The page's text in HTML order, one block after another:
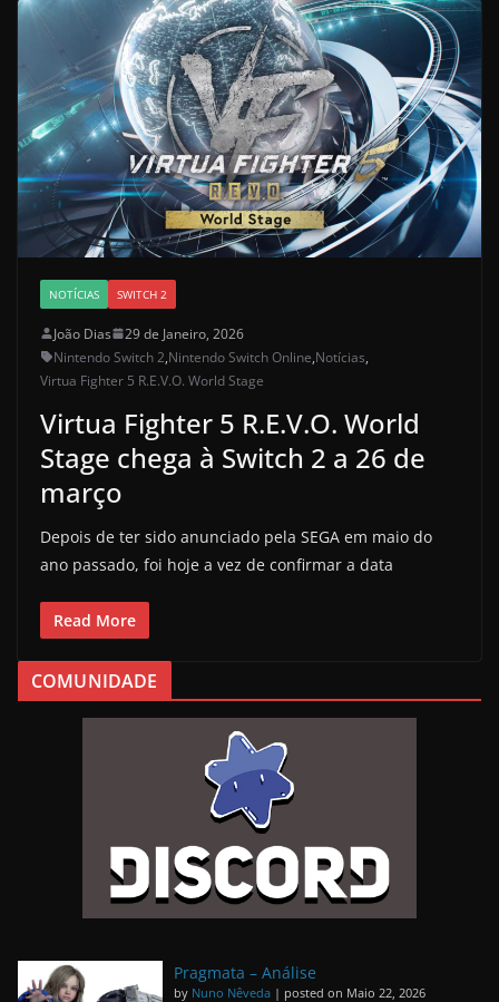
NOTÍCIAS SWITCH 2
João Dias
29 de Janeiro, 2026
Nintendo Switch 2,Nintendo Switch Online,Notícias,
Virtua Fighter 5 R.E.V.O. World Stage
Virtua Fighter 5 R.E.V.O. World
Stage chega à Switch 2 a 26 de
março
Depois de ter sido anunciado pela SEGA em maio do
ano passado, foi hoje a vez de confirmar a data
Read More
COMUNIDADE
Pragmata – Análise
by Nuno Nêveda | posted on Maio 22, 2026